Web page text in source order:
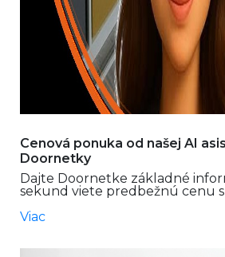
Cenová ponuka od našej AI
Doornetky
Dajte Doornetke základné
sekund viete predbežnú cenu
Viac